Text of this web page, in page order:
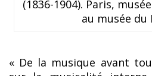
(1836-1904). Paris,
au musée du
« De la musique avant